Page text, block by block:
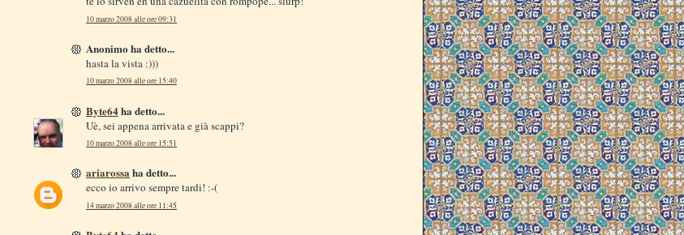
10 marzo 2008 alle ore 09:31
Anonimo ha detto...
hasta la vista :)))
10 marzo 2008 alle ore 15:40
Byte64ha detto...
Uè, sei appena arrivata e già scappi?
10 marzo 2008 alle ore 15:51
ariarossa ha detto...
ecco io arrivo sempre tardi! :-(
14 marzo 2008 alle ore 11:45